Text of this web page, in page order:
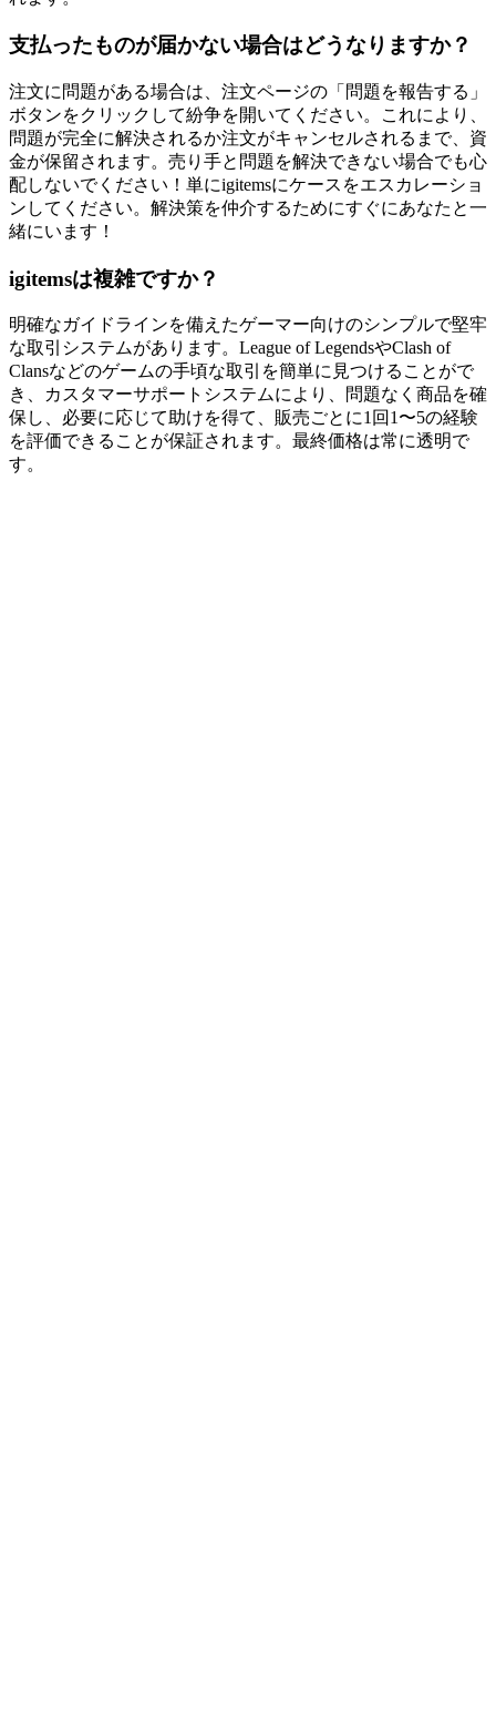
支払ったものが届かない場合はどうなりますか？
注文に問題がある場合は、注文ページの「問題を報告する」
ボタンをクリックして紛争を開いてください。これにより、
問題が完全に解決されるか注文がキャンセルされるまで、資
金が保留されます。売り手と問題を解決できない場合でも心
配しないでください！単にigitemsにケースをエスカレーショ
ンしてください。解決策を仲介するためにすぐにあなたと一
緒にいます！
igitemsは複雑ですか？
明確なガイドラインを備えたゲーマー向けのシンプルで堅牢
な取引システムがあります。League of LegendsやClash of
Clansなどのゲームの手頃な取引を簡単に見つけることがで
き、カスタマーサポートシステムにより、問題なく商品を確
保し、必要に応じて助けを得て、販売ごとに1回1〜5の経験
を評価できることが保証されます。最終価格は常に透明で
す。